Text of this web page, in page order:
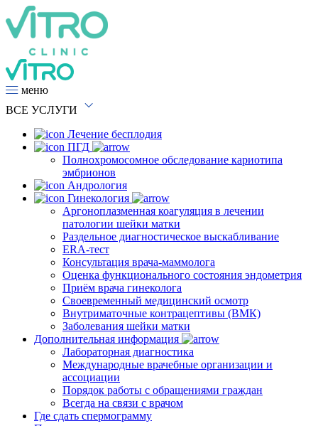
меню
ВСЕ УСЛУГИ
Лечение бесплодия
ПГД
Полнохромосомное обследование кариотипа
эмбрионов
Андрология
Гинекология
Аргоноплазменная коагуляция в лечении
патологии шейки матки
Раздельное диагностическое выскабливание
ERA-тест
Консультация врача-маммолога
Оценка функционального состояния эндометрия
Приём врача гинеколога
Своевременный медицинский осмотр
Внутриматочные контрацептивы (ВМК)
Заболевания шейки матки
Дополнительная информация
Лабораторная диагностика
Международные врачебные организации и
ассоциации
Порядок работы с обращениями граждан
Всегда на связи с врачом
Где сдать спермограмму